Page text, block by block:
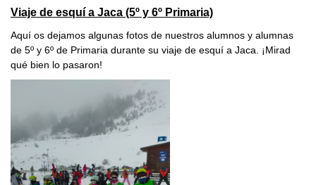
Viaje de esquí a Jaca (5º y 6º Primaria)
Aquí os dejamos algunas fotos de nuestros alumnos y alumnas
de 5º y 6º de Primaria durante su viaje de esquí a Jaca. ¡Mirad
qué bien lo pasaron!